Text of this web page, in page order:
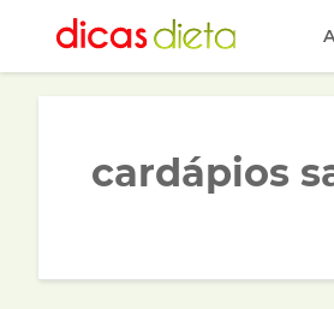
cardápios